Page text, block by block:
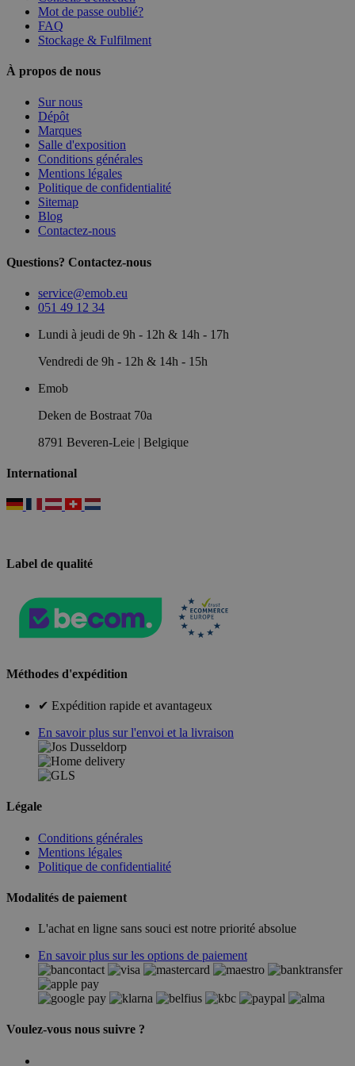
Mot de passe oublié?
FAQ
Stockage & Fulfilment
À propos de nous
Sur nous
Dépôt
Marques
Salle d'exposition
Conditions générales
Mentions légales
Politique de confidentialité
Sitemap
Blog
Contactez-nous
Questions? Contactez-nous
service@emob.eu
051 49 12 34
Lundi à jeudi de 9h - 12h & 14h - 17h
Vendredi de 9h - 12h & 14h - 15h
Emob
Deken de Bostraat 70a
8791 Beveren-Leie | Belgique
International
Label de qualité
Méthodes d'expédition
✔ Expédition rapide et avantageux
En savoir plus sur l'envoi et la livraison
Légale
Conditions générales
Mentions légales
Politique de confidentialité
Modalités de paiement
L'achat en ligne sans souci est notre priorité absolue
En savoir plus sur les options de paiement
Voulez-vous nous suivre ?